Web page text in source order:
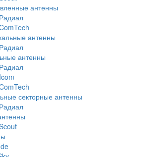
антенны
Радиал
антенны
Радиал
антенны
Радиал
Icom
секторные антенны
Радиал